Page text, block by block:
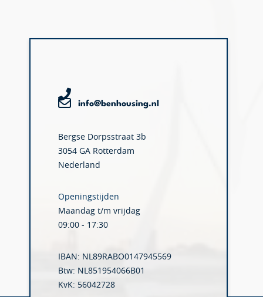
info@benhousing.nl
Bergse Dorpsstraat 3b
3054 GA Rotterdam
Nederland
Openingstijden
Maandag t/m vrijdag
09:00 - 17:30
IBAN: NL89RABO0147945569
Btw: NL851954066B01
KvK: 56042728